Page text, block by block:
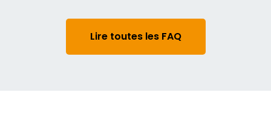
destinées aux membres, vous permettant
ainsi de vous concentrer sur l'engagement
avec vos parties prenantes, pendant que
des fonctionnalités avancées de vote et
d’élections, ainsi qu’une gestion intégrée des
questions. C’est une solution clé-en-main
Lire toutes les FAQ